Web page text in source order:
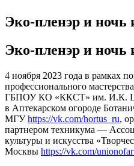
Эко-пленэр и ночь
Эко-пленэр и ночь
4 ноября 2023 года в рамках
профессионального
ГБПОУ КО «ККСТ» им. И.К.
в Аптекарском огороде
МГУhttps://vk.com/hortus_ru,
партнером техникума —
культуры и искусства
Москвы https://vk.com/